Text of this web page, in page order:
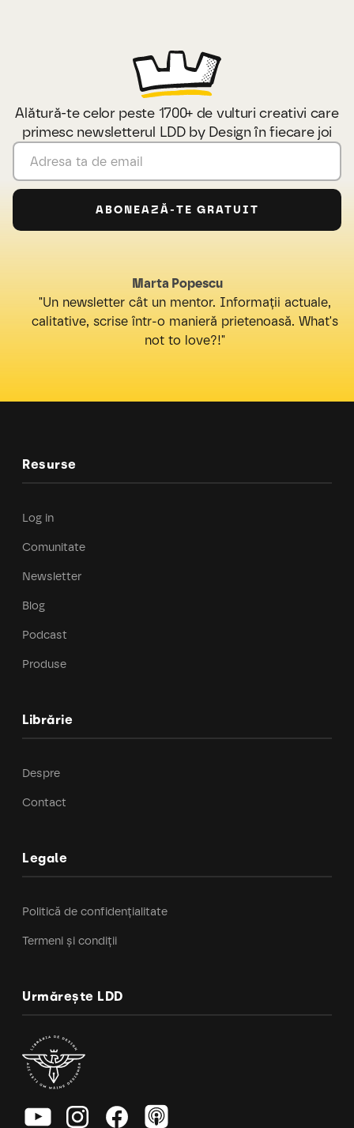
Alătură-te celor peste 1700+ de vulturi creativi care
primesc newsletterul LDD by Design în fiecare joi
Marta Popescu
"Un newsletter cât un mentor. Informații actuale,
calitative, scrise într-o manieră prietenoasă. What's
not to love?!"
Urmărește LDD
Resurse
Log in
Comunitate
Newsletter
Blog
Podcast
Produse
Librărie
Despre
Contact
Legale
Politică de confidențialitate
Termeni și condiții